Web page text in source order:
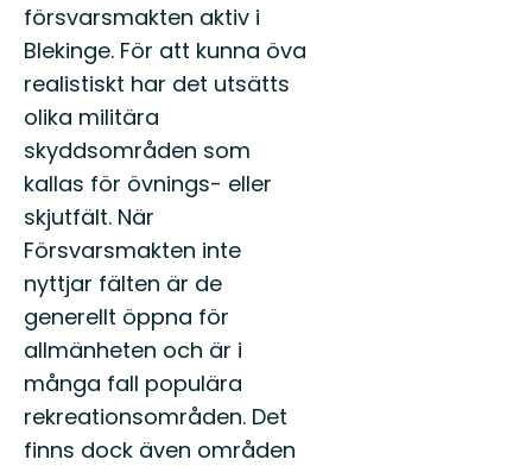
försvarsmakten aktiv i
Blekinge. För att kunna öva
realistiskt har det utsätts
olika militära
skyddsområden som
kallas för övnings- eller
skjutfält. När
Försvarsmakten inte
nyttjar fälten är de
generellt öppna för
allmänheten och är i
många fall populära
rekreationsområden. Det
finns dock även områden